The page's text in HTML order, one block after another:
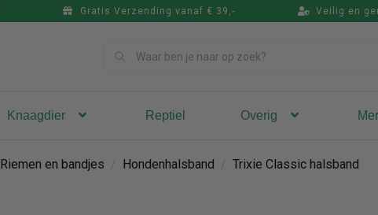
Gratis Verzending vanaf € 39,- Veilig en
Knaagdier Reptiel Overig
Riemen en bandjes Hondenhalsband Trixie Classic halsband